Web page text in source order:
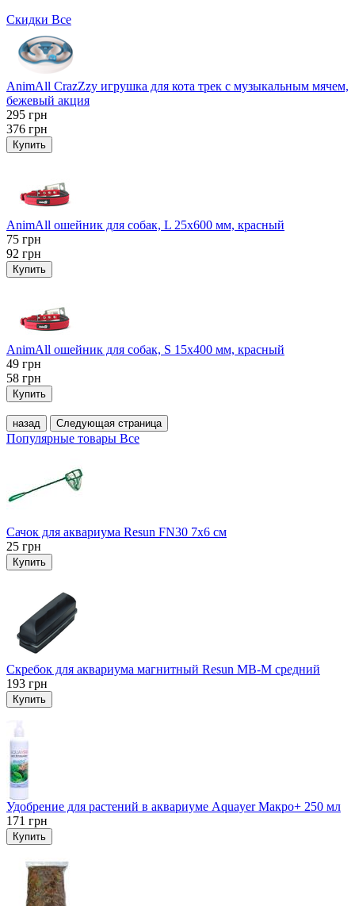
Скидки Все
AnimAll CrazZzy игрушка для кота трек с музыкальным мячем,
бежевый акция
295 грн
376 грн
Купить
AnimAll ошейник для собак, L 25x600 мм, красный
75 грн
92 грн
Купить
AnimAll ошейник для собак, S 15х400 мм, красный
49 грн
58 грн
Купить
назад Следующая страница
Популярные товары Все
Сачок для аквариума Resun FN30 7х6 см
25 грн
Купить
Скребок для аквариума магнитный Resun MB-M средний
193 грн
Купить
Удобрение для растений в аквариуме Aquayer Макро+ 250 мл
171 грн
Купить